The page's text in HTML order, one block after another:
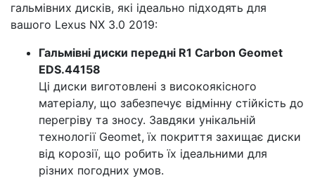
гальмівних дисків, які ідеально підходять для
вашого Lexus NX 3.0 2019:
Гальмівні диски передні R1 Carbon Geomet
EDS.44158
Ці диски виготовлені з високоякісного
матеріалу, що забезпечує відмінну стійкість до
перегріву та зносу. Завдяки унікальній
технології Geomet, їх покриття захищає диски
від корозії, що робить їх ідеальними для
різних погодних умов.